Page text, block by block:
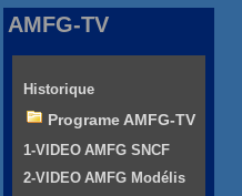
AMFG-TV
Historique
Programe AMFG-TV
1-VIDEO AMFG SNCF
2-VIDEO AMFG Modélis